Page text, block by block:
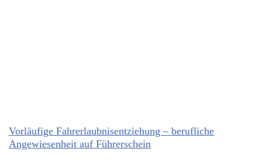
Vorläufige Fahrerlaubnisentziehung – berufliche
Angewiesenheit auf Führerschein